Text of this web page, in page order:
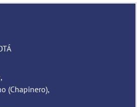
(Chapinero),